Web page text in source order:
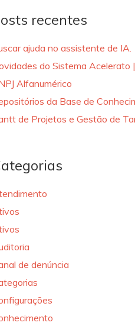
recentes
ajuda no assistente de IA.
do Sistema
Alfanumérico
da Base de
de Projetos e Gestão de
de denúncia